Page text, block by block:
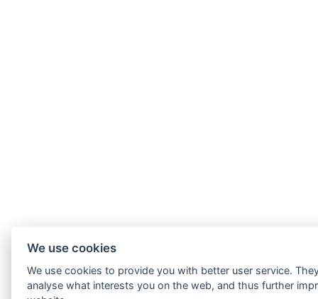
We use cookies
We use cookies to provide you with better user service.
analyse what interests you on the web, and thus further